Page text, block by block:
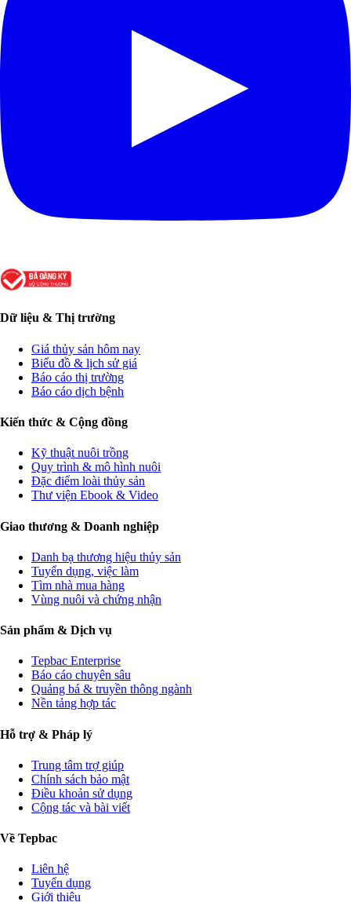
Dữ liệu & Thị trường
Giá thủy sản hôm nay
Biểu đồ & lịch sử giá
Báo cáo thị trường
Báo cáo dịch bệnh
Kiến thức & Cộng đồng
Kỹ thuật nuôi trồng
Quy trình & mô hình nuôi
Đặc điểm loài thủy sản
Thư viện Ebook & Video
Giao thương & Doanh nghiệp
Danh bạ thương hiệu thủy sản
Tuyển dụng, việc làm
Tìm nhà mua hàng
Vùng nuôi và chứng nhận
Sản phẩm & Dịch vụ
Tepbac Enterprise
Báo cáo chuyên sâu
Quảng bá & truyền thông ngành
Nền tảng hợp tác
Hỗ trợ & Pháp lý
Trung tâm trợ giúp
Chính sách bảo mật
Điều khoản sử dụng
Cộng tác và bài viết
Về Tepbac
Liên hệ
Tuyển dụng
Giới thiệu